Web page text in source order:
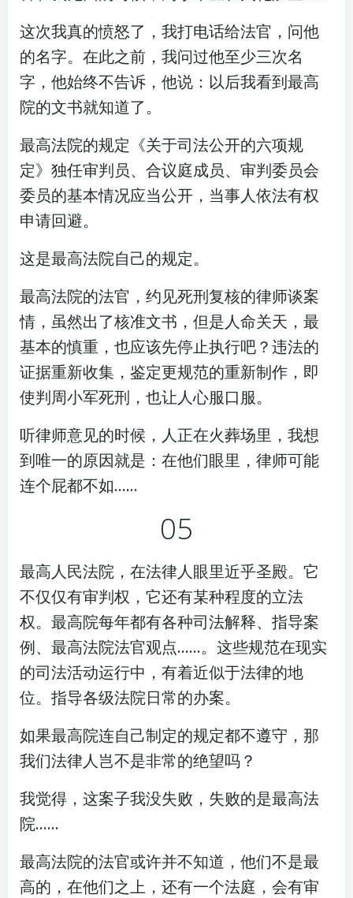
这次我真的愤怒了，我打电话给法官，问他
的名字。在此之前，我问过他至少三次名
字，他始终不告诉，他说：以后我看到最高
院的文书就知道了。
最高法院的规定《关于司法公开的六项规
定》独任审判员、合议庭成员、审判委员会
委员的基本情况应当公开，当事人依法有权
申请回避。
这是最高法院自己的规定。
最高法院的法官，约见死刑复核的律师谈案
情，虽然出了核准文书，但是人命关天，最
基本的慎重，也应该先停止执行吧？违法的
证据重新收集，鉴定更规范的重新制作，即
使判周小军死刑，也让人心服口服。
听律师意见的时候，人正在火葬场里，我想
到唯一的原因就是：在他们眼里，律师可能
连个屁都不如……
05
最高人民法院，在法律人眼里近乎圣殿。它
不仅仅有审判权，它还有某种程度的立法
权。最高院每年都有各种司法解释、指导案
例、最高法院法官观点……。这些规范在现实
的司法活动运行中，有着近似于法律的地
位。指导各级法院日常的办案。
如果最高院连自己制定的规定都不遵守，那
我们法律人岂不是非常的绝望吗？
我觉得，这案子我没失败，失败的是最高法
院……
最高法院的法官或许并不知道，他们不是最
高的，在他们之上，还有一个法庭，会有审